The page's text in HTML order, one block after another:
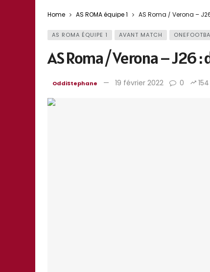
Home AS ROMA équipe 1 AS Roma / Verona –
AS ROMA ÉQUIPE 1 AVANT MATCH
AS Roma / Verona – J26
OddiStephane 19 février 2022 0 154